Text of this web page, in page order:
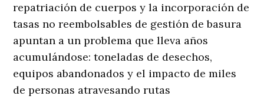
repatriación de cuerpos y la incorporación de
tasas no reembolsables de gestión de basura
apuntan a un problema que lleva años
acumulándose: toneladas de desechos,
equipos abandonados y el impacto de miles
de personas atravesando rutas